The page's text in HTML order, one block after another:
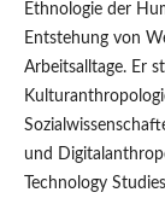
Ethnologie der
Entstehung von
Arbeitsalltage. Er
und
Technology